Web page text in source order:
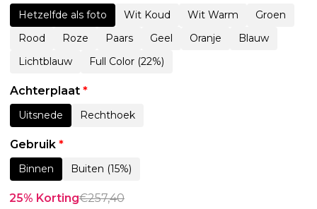
Hetzelfde als foto Wit Koud Wit Warm
Groen
Rood
Roze Paars Geel Oranje
Blauw
Lichtblauw
Full Color (22%)
Achterplaat *
Uitsnede Rechthoek
Gebruik *
Binnen Buiten (15%)
25% Korting€257,40